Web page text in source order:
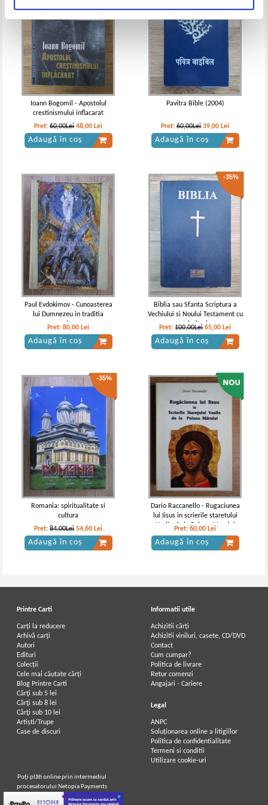
Ioann Bogomil - Apostolul
crestinismului inflacarat
Pret:60,00Lei 48,00 Lei
Adaugă în coș
Pavitra Bible (2004)
Pret:60,00Lei 39,00 Lei
Adaugă în coș
Paul Evdokimov - Cunoasterea
lui Dumnezeu in traditia
rasariteana
Pret:80,00 Lei
Adaugă în coș
-35%
Biblia sau Sfanta Scriptura a
Vechiului si Noului Testament cu
trimiteri
Pret:100,00Lei 65,00 Lei
Adaugă în coș
-35%
Romania: spiritualitate si
cultura
Pret:84,00Lei 54,60 Lei
Adaugă în coș
Dario Raccanello - Rugaciunea
lui Iisus in scrierile staretului
Vasile de la Poiana Marului
Pret:60,00 Lei
Adaugă în coș
Printre Carti
Carți la reducere
Arhivă carți
Autori
Edituri
Colecții
Cele mai căutate cărți
Blog Printre Carti
Cărţi sub 5 lei
Cărţi sub 8 lei
Cărţi sub 10 lei
Artiști/Trupe
Case de discuri
Informatii utile
Achizitii cărți
Achizitii viniluri, casete, CD/DVD
Contact
Cum cumpar?
Politica de livrare
Retur comenzi
Angajari - Cariere
Legal
ANPC
Soluționarea online a litigiilor
Politica de confidentialitate
Termeni si conditii
Utilizare cookie-uri
Poţi plăti online prin intermediul
procesatorului Netopia Payments